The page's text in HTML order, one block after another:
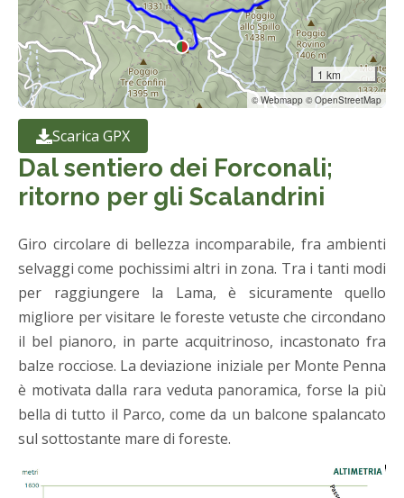
1 km
© Webmapp © OpenStreetMap
Scarica GPX
Dal sentiero dei Forconali;
ritorno per gli Scalandrini
Giro circolare di bellezza incomparabile, fra ambienti
selvaggi come pochissimi altri in zona. Tra i tanti modi
per raggiungere la Lama, è sicuramente quello
migliore per visitare le foreste vetuste che circondano
il bel pianoro, in parte acquitrinoso, incastonato fra
balze rocciose. La deviazione iniziale per Monte Penna
è motivata dalla rara veduta panoramica, forse la più
bella di tutto il Parco, come da un balcone spalancato
sul sottostante mare di foreste.